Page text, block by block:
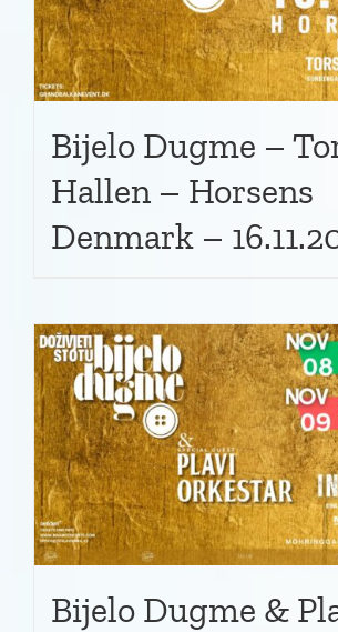
Bijelo Dugme –
Hallen – Horsens
Denmark –
Bijelo Dugme &